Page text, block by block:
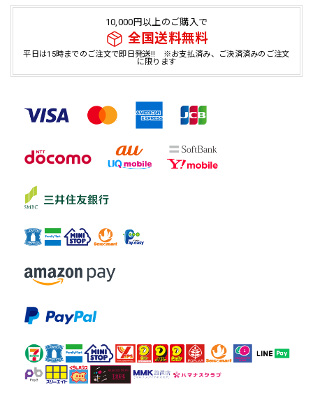
10,000円以上のご購入で
全国送料無料
平日は15時までのご注文で即日発送!! ※お支払済み、ご決済済みのご注文
に限ります